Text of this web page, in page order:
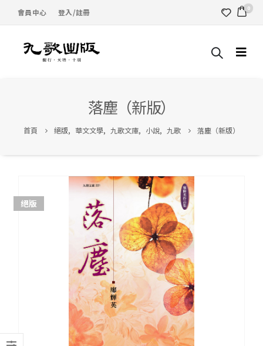
會員中心 登入/註冊 0
落塵（新版）
首頁 絕版, 華文文學, 九歌文庫, 小說, 九歌 落塵（新版）
絕版